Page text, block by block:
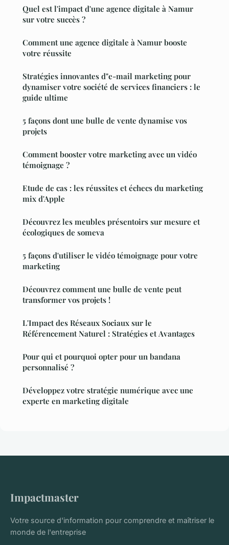
Quel est l'impact d'une agence digitale à Namur
sur votre succès ?
Comment une agence digitale à Namur booste
votre réussite
Stratégies innovantes d"e-mail marketing pour
dynamiser votre société de services financiers : le
guide ultime
5 façons dont une bulle de vente dynamise vos
projets
Comment booster votre marketing avec un vidéo
témoignage ?
Etude de cas : les réussites et échecs du marketing
mix d'Apple
Découvrez les meubles présentoirs sur mesure et
écologiques de someva
5 façons d'utiliser le vidéo témoignage pour votre
marketing
Découvrez comment une bulle de vente peut
transformer vos projets !
L'Impact des Réseaux Sociaux sur le
Référencement Naturel : Stratégies et Avantages
Pour qui et pourquoi opter pour un bandana
personnalisé ?
Développez votre stratégie numérique avec une
experte en marketing digitale
Impactmaster
Votre source d'information pour comprendre et maîtriser le
monde de l'entreprise